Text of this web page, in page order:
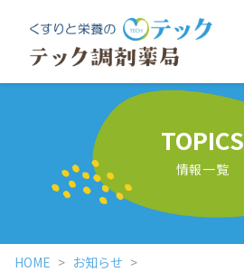
TOPICS
情報一覧
HOME
お知らせ